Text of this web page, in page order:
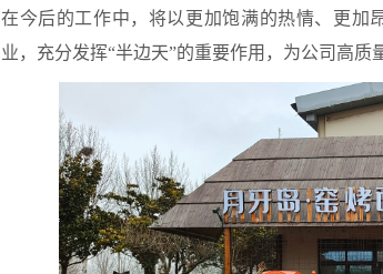
在今后的工作中，将以更加饱满的热情、更加
业，充分发挥“半边天”的重要作用，为公司高质